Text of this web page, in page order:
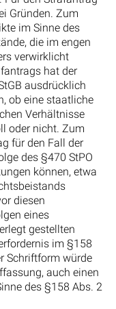
Gründen. Zum
im Sinne des
die im engen
verwirklicht
hat der
ausdrücklich
ob eine staatliche
Verhältnisse
oder nicht. Zum
für den Fall der
des §470 StPO
können, etwa
diesen
eines
gestellten
im §158
Schriftform würde
auch einen
des §158 Abs. 2